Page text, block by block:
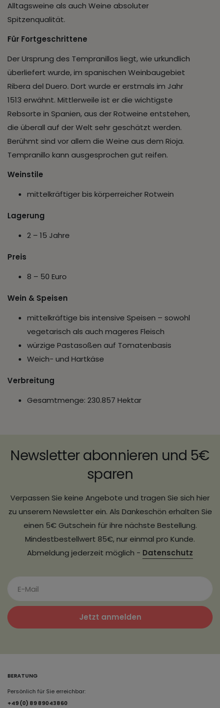
Alltagsweine als auch Weine absoluter
Spitzenqualität.
Für Fortgeschrittene
Der Ursprung des Tempranillos liegt, wie urkundlich
überliefert wurde, im spanischen Weinbaugebiet
Ribera del Duero. Dort wurde er erstmals im Jahr
1513 erwähnt. Mittlerweile ist er die wichtigste
Rebsorte in Spanien, aus der Rotweine entstehen,
die überall auf der Welt sehr geschätzt werden.
Berühmt sind vor allem die Weine aus dem Rioja.
Tempranillo kann ausgesprochen gut reifen.
Weinstile
mittelkräftiger bis körperreicher Rotwein
Lagerung
2 – 15 Jahre
Preis
8 – 50 Euro
Wein & Speisen
mittelkräftige bis intensive Speisen – sowohl
vegetarisch als auch mageres Fleisch
würzige Pastasoßen auf Tomatenbasis
Weich- und Hartkäse
Verbreitung
Gesamtmenge: 230.857 Hektar
Newsletter abonnieren und 5€
sparen
Verpassen Sie keine Angebote und tragen Sie sich hier
zu unserem Newsletter ein. Als Dankeschön erhalten Sie
einen 5€ Gutschein für ihre nächste Bestellung.
Mindestbestellwert 85€, nur einmal pro Kunde.
Abmeldung jederzeit möglich - Datenschutz
Jetzt anmelden
BERATUNG
Persönlich für Sie erreichbar:
+49 (0) 89 89043860